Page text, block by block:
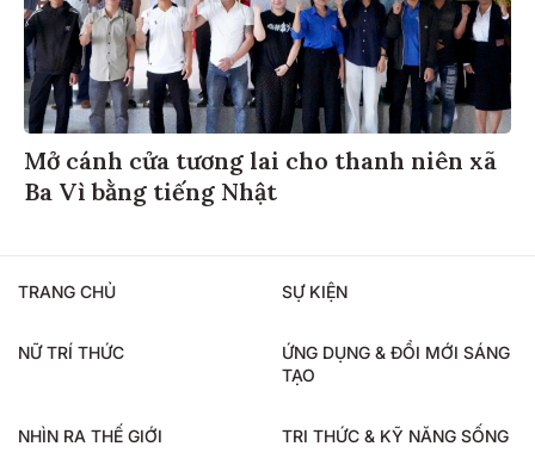
Mở cánh cửa tương lai cho thanh niên xã
Ba Vì bằng tiếng Nhật
TRANG CHỦ SỰ KIỆN
NỮ TRÍ THỨC
ỨNG DỤNG & ĐỔI MỚI SÁNG
TẠO
NHÌN RA THẾ GIỚI TRI THỨC & KỸ NĂNG SỐNG